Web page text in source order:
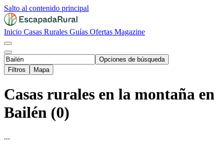
Salto al contenido principal
Inicio Casas Rurales Guías Ofertas Magazine
Opciones de búsqueda
Filtros
Mapa
Casas rurales en la montaña en
Bailén (0)
...